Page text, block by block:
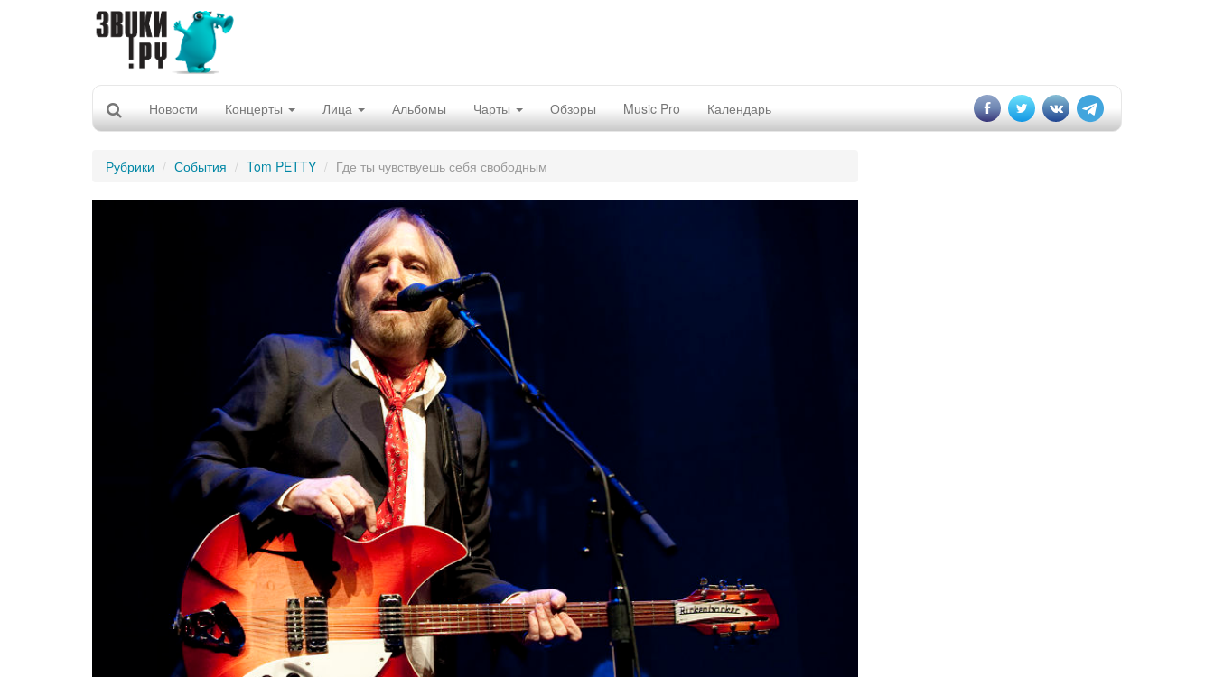
Новости Концерты Лица Альбомы Чарты Обзоры Music Pro Календарь
Рубрики События Tom PETTY Где ты чувствуешь себя свободным